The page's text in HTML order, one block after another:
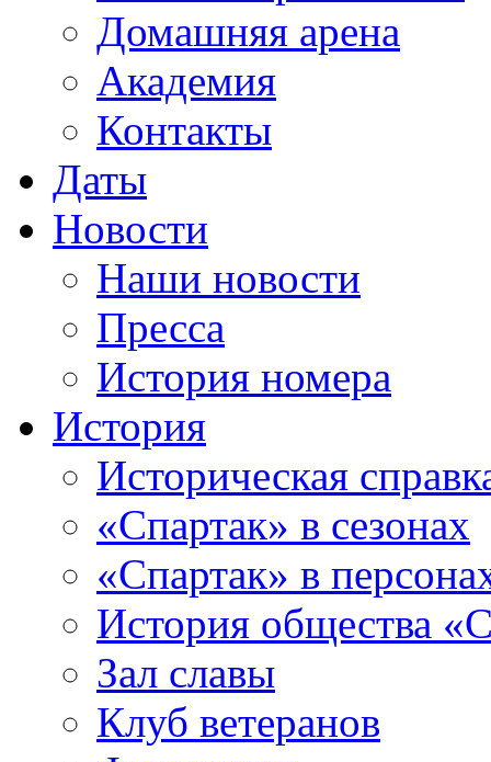
Домашняя арена
Академия
Контакты
Даты
Новости
Наши новости
Пресса
История номера
История
Историческая
«Спартак» в сезонах
«Спартак» в
История общества
Зал славы
Клуб ветеранов